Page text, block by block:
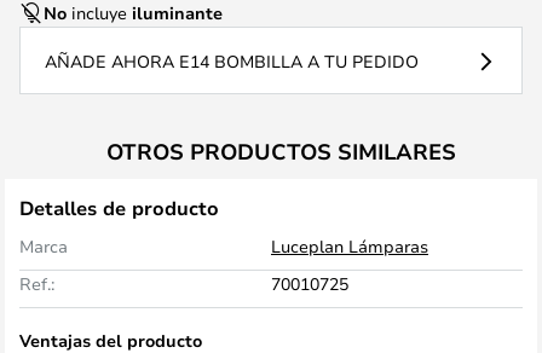
No incluye iluminante
AÑADE AHORA E14 BOMBILLA A TU PEDIDO
OTROS PRODUCTOS SIMILARES
Detalles de producto
Marca
Luceplan Lámparas
Ref.:
70010725
Ventajas del producto